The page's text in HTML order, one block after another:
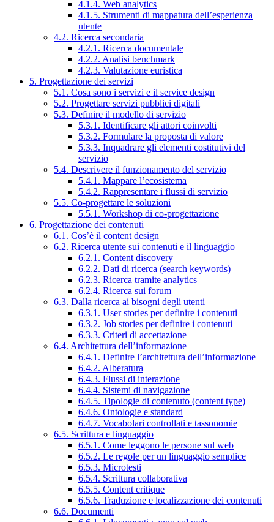
4.1.4. Web analytics
4.1.5. Strumenti di mappatura dell’esperienza
utente
4.2. Ricerca secondaria
4.2.1. Ricerca documentale
4.2.2. Analisi benchmark
4.2.3. Valutazione euristica
5. Progettazione dei servizi
5.1. Cosa sono i servizi e il service design
5.2. Progettare servizi pubblici digitali
5.3. Definire il modello di servizio
5.3.1. Identificare gli attori coinvolti
5.3.2. Formulare la proposta di valore
5.3.3. Inquadrare gli elementi costitutivi del
servizio
5.4. Descrivere il funzionamento del servizio
5.4.1. Mappare l’ecosistema
5.4.2. Rappresentare i flussi di servizio
5.5. Co-progettare le soluzioni
5.5.1. Workshop di co-progettazione
6. Progettazione dei contenuti
6.1. Cos’è il content design
6.2. Ricerca utente sui contenuti e il linguaggio
6.2.1. Content discovery
6.2.2. Dati di ricerca (search keywords)
6.2.3. Ricerca tramite analytics
6.2.4. Ricerca sui forum
6.3. Dalla ricerca ai bisogni degli utenti
6.3.1. User stories per definire i contenuti
6.3.2. Job stories per definire i contenuti
6.3.3. Criteri di accettazione
6.4. Architettura dell’informazione
6.4.1. Definire l’architettura dell’informazione
6.4.2. Alberatura
6.4.3. Flussi di interazione
6.4.4. Sistemi di navigazione
6.4.5. Tipologie di contenuto (content type)
6.4.6. Ontologie e standard
6.4.7. Vocabolari controllati e tassonomie
6.5. Scrittura e linguaggio
6.5.1. Come leggono le persone sul web
6.5.2. Le regole per un linguaggio semplice
6.5.3. Microtesti
6.5.4. Scrittura collaborativa
6.5.5. Content critique
6.5.6. Traduzione e localizzazione dei contenuti
6.6. Documenti